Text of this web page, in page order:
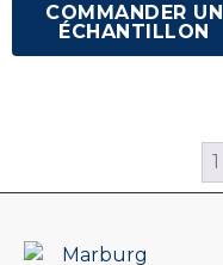
COMMANDER UN
ÉCHANTILLON
1